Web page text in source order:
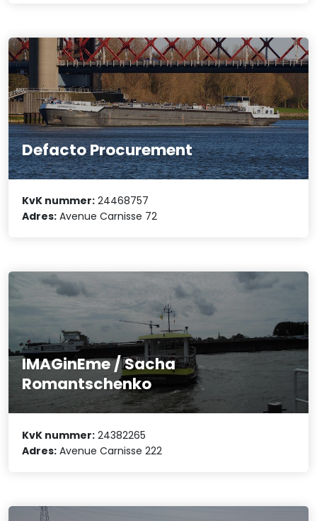
Defacto Procurement
KvK nummer: 24468757
Adres: Avenue Carnisse 72
IMAGinEme / Sacha
Romantschenko
KvK nummer: 24382265
Adres: Avenue Carnisse 222